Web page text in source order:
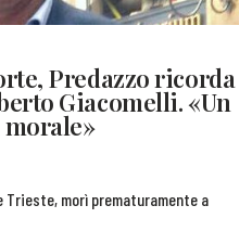
Predazzo ricorda
Giacomelli. «Un
Trieste, morì prematuramente a